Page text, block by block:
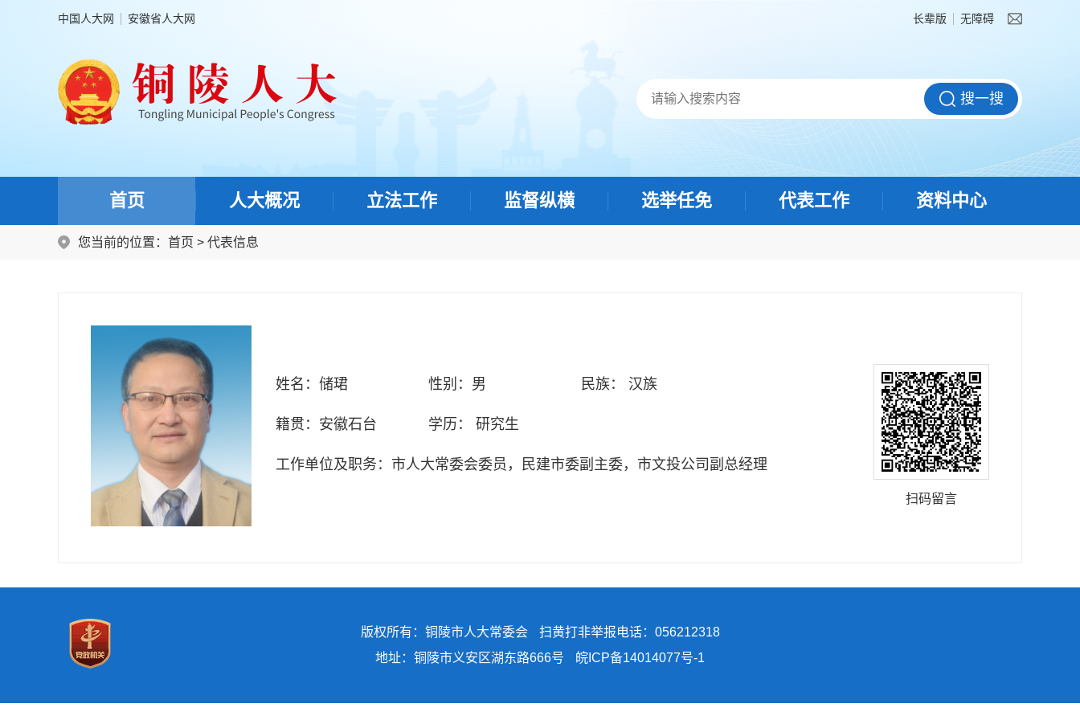
中国人大网 安徽省人大网 长辈版 无障碍
首页 人大概况 立法工作 监督纵横 选举任免 代表工作 资料中心
您当前的位置： 首页 > 代表信息
姓名： 储珺 性别： 男 民族： 汉族
籍贯： 安徽石台 学历： 研究生
工作单位及职务： 市人大常委会委员，民建市委副主委，市文投公司副总经理
扫码留言
版权所有：铜陵市人大常委会
扫黄打非举报电话：056212318
地址：铜陵市义安区湖东路666号
皖ICP备14014077号-1